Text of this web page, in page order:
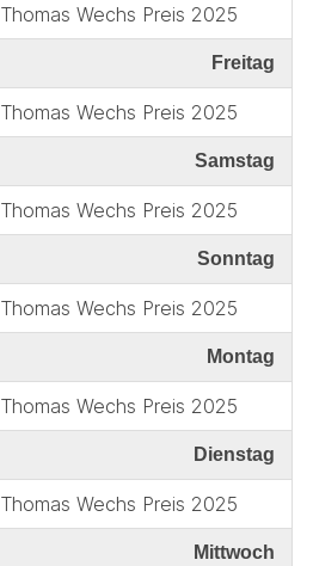
Thomas Wechs Preis 2025
Freitag
Thomas Wechs Preis 2025
Samstag
Thomas Wechs Preis 2025
Sonntag
Thomas Wechs Preis 2025
Montag
Thomas Wechs Preis 2025
Dienstag
Thomas Wechs Preis 2025
Mittwoch